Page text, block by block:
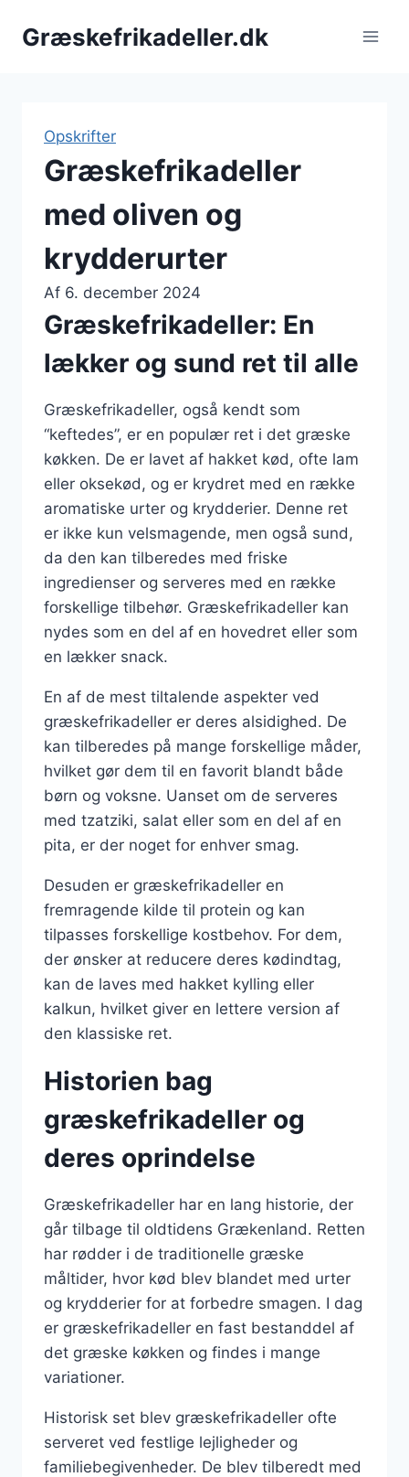
Græskefrikadeller.dk
Opskrifter
Græskefrikadeller
med oliven og
krydderurter
Af 6. december 2024
Græskefrikadeller: En
lækker og sund ret til alle
Græskefrikadeller, også kendt som
“keftedes”, er en populær ret i det græske
køkken. De er lavet af hakket kød, ofte lam
eller oksekød, og er krydret med en række
aromatiske urter og krydderier. Denne ret
er ikke kun velsmagende, men også sund,
da den kan tilberedes med friske
ingredienser og serveres med en række
forskellige tilbehør. Græskefrikadeller kan
nydes som en del af en hovedret eller som
en lækker snack.
En af de mest tiltalende aspekter ved
græskefrikadeller er deres alsidighed. De
kan tilberedes på mange forskellige måder,
hvilket gør dem til en favorit blandt både
børn og voksne. Uanset om de serveres
med tzatziki, salat eller som en del af en
pita, er der noget for enhver smag.
Desuden er græskefrikadeller en
fremragende kilde til protein og kan
tilpasses forskellige kostbehov. For dem,
der ønsker at reducere deres kødindtag,
kan de laves med hakket kylling eller
kalkun, hvilket giver en lettere version af
den klassiske ret.
Historien bag
græskefrikadeller og
deres oprindelse
Græskefrikadeller har en lang historie, der
går tilbage til oldtidens Grækenland. Retten
har rødder i de traditionelle græske
måltider, hvor kød blev blandet med urter
og krydderier for at forbedre smagen. I dag
er græskefrikadeller en fast bestanddel af
det græske køkken og findes i mange
variationer.
Historisk set blev græskefrikadeller ofte
serveret ved festlige lejligheder og
familiebegivenheder. De blev tilberedt med